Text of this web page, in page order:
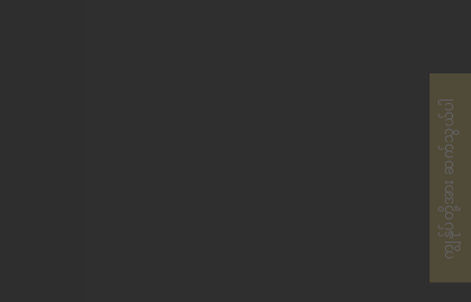
ကျွန်ုပ်တို့အား ဆက်သွယ်ပါ